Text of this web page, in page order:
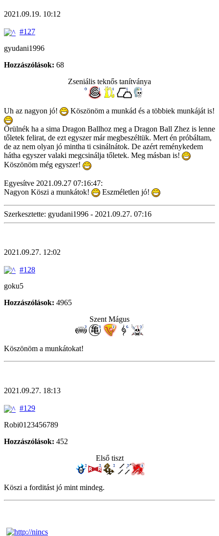
2021.09.19. 10:12
#127
gyudani1996
Hozzászólások: 68
Zseniális teknős tanítványa
Uh az nagyon jó! Köszönöm a munkád és a többiek munkáját is!
Örülnék ha a sima Dragon Ballhoz meg a Dragon Ball Zhez is lenne
tőletek felirat, de ezt egyszer már megbeszéltük. Mert én próbáltam,
de az nem olyan jó mintha ti csinálnátok. De azért reménykedem
hátha egyszer valaki megcsinálja tőletek. Meg másban is!
Köszönöm még egyszer!
Egyesítve 2021.09.27 07:16:47:
Nagyon Köszi a munkátok!
Eszméletlen jó!
Szerkesztette: gyudani1996 - 2021.09.27. 07:16
2021.09.27. 12:02
#128
goku5
Hozzászólások: 4965
Szent Mágus
Köszönöm a munkátokat!
2021.09.27. 18:13
#129
Robi0123456789
Hozzászólások: 452
Első tiszt
Köszi a forditást jó mint mindeg.